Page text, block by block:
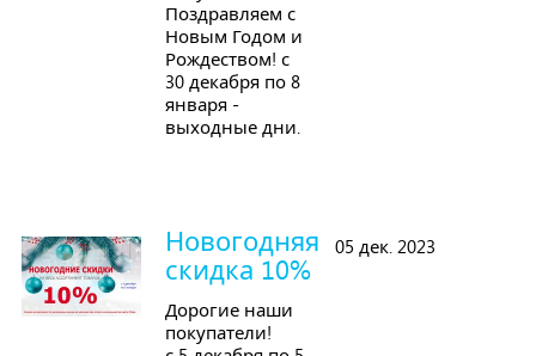
Поздравляем с
Новым Годом и
Рождеством! с
30 декабря по 8
января -
выходные дни.
05 дек. 2023
Новогодняя
скидка 10%
Дорогие наши
покупатели!